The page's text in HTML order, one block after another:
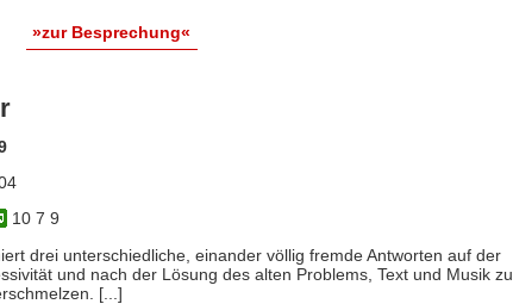
»zur Besprechung«
10 7 9
drei unterschiedliche, einander völlig fremde Antworten auf der
und nach der Lösung des alten Problems, Text und Musik zu
[...]